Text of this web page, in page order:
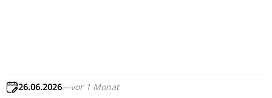
26.06.2026—vor 1 Monat